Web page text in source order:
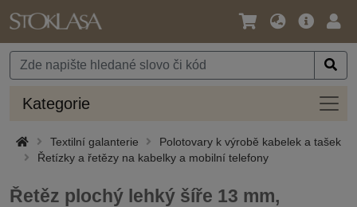
Jazyk
Měna
Hlavní
Kategorie
Textilní galanterie
Polotovary k výrobě kabelek a tašek
Řetízky a řetězy na kabelky a mobilní telefony
Řetěz plochý lehký šíře 13 mm,